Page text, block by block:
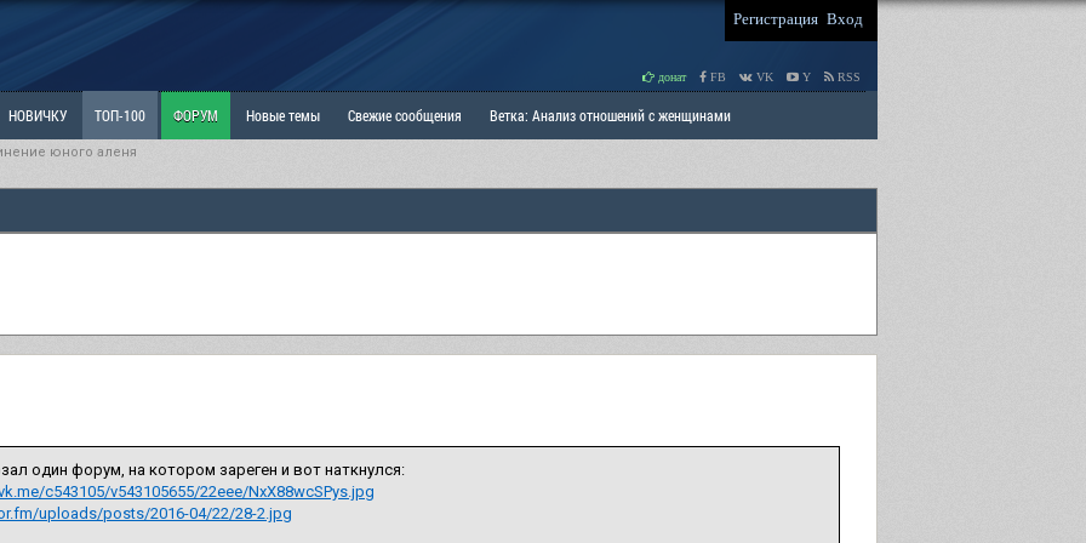
Регистрация Вход
донат FB VK Y RSS
НОВИЧКУ ТОП-100 ФОРУМ Новые темы Свежие сообщения Ветка: Анализ отношений с женщинами
юного аленя
один форум, на котором зареген и вот наткнулся:
c543105/v543105655/22eee/NxX88wcSPys.jpg
uploads/posts/2016-04/22/28-2.jpg